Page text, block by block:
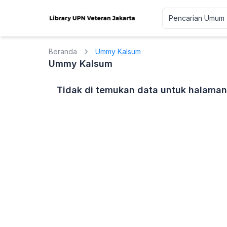
Beranda Ummy Kalsum
Ummy Kalsum
Tidak di temukan data untuk